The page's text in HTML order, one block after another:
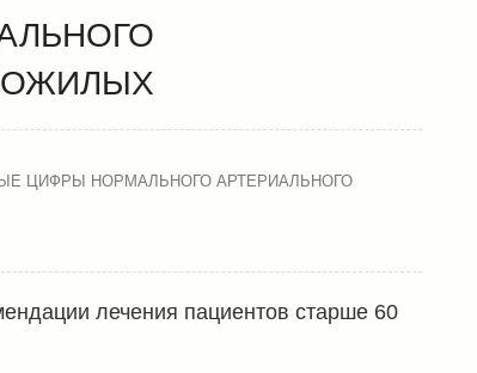
ЦИФРЫ НОРМАЛЬНОГО АРТЕРИАЛЬНОГО
лечения пациентов старше 60